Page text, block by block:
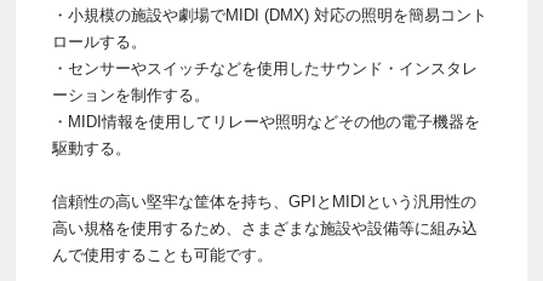
・小規模の施設や劇場でMIDI (DMX) 対応の照明を簡易コント
ロールする。
・センサーやスイッチなどを使用したサウンド・インスタレ
ーションを制作する。
・MIDI情報を使用してリレーや照明などその他の電子機器を
駆動する。
信頼性の高い堅牢な筐体を持ち、GPIとMIDIという汎用性の
高い規格を使用するため、さまざまな施設や設備等に組み込
んで使用することも可能です。